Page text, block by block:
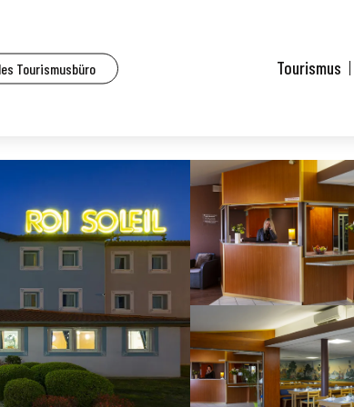
Tourismusbüro Tourismus